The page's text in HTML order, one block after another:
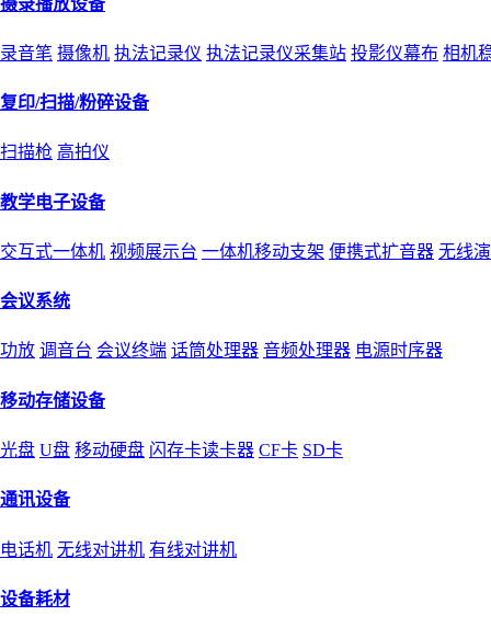
录音笔 摄像机 执法记录仪 执法记录仪采集站 投影仪幕布 相机
复印/扫描/粉碎设备
扫描枪 高拍仪
教学电子设备
交互式一体机 视频展示台 一体机移动支架 便携式扩音器 无线
会议系统
功放 调音台 会议终端 话筒处理器 音频处理器 电源时序器
移动存储设备
光盘 U盘 移动硬盘 闪存卡读卡器 CF卡 SD卡
通讯设备
电话机 无线对讲机 有线对讲机
设备耗材